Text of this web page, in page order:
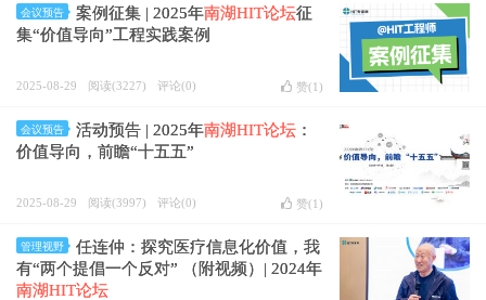
会议预告 案例征集 | 2025年南湖HIT论坛征
集“价值导向”工程实践案例
2025-08-29 阅读(3227) 评论(0) 赞(1 )
会议预告 活动预告 | 2025年南湖HIT论坛 ：
价值导向，前瞻“十五五”
2025-08-29 阅读(3997) 评论(0) 赞(1 )
管理视野
任连仲：探究医疗信息化价值，我
有“两个提倡一个反对” （附视频）| 2024年
南湖HIT论坛